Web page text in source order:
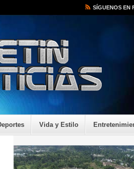
SÍGUENOS EN
Vida y Estilo